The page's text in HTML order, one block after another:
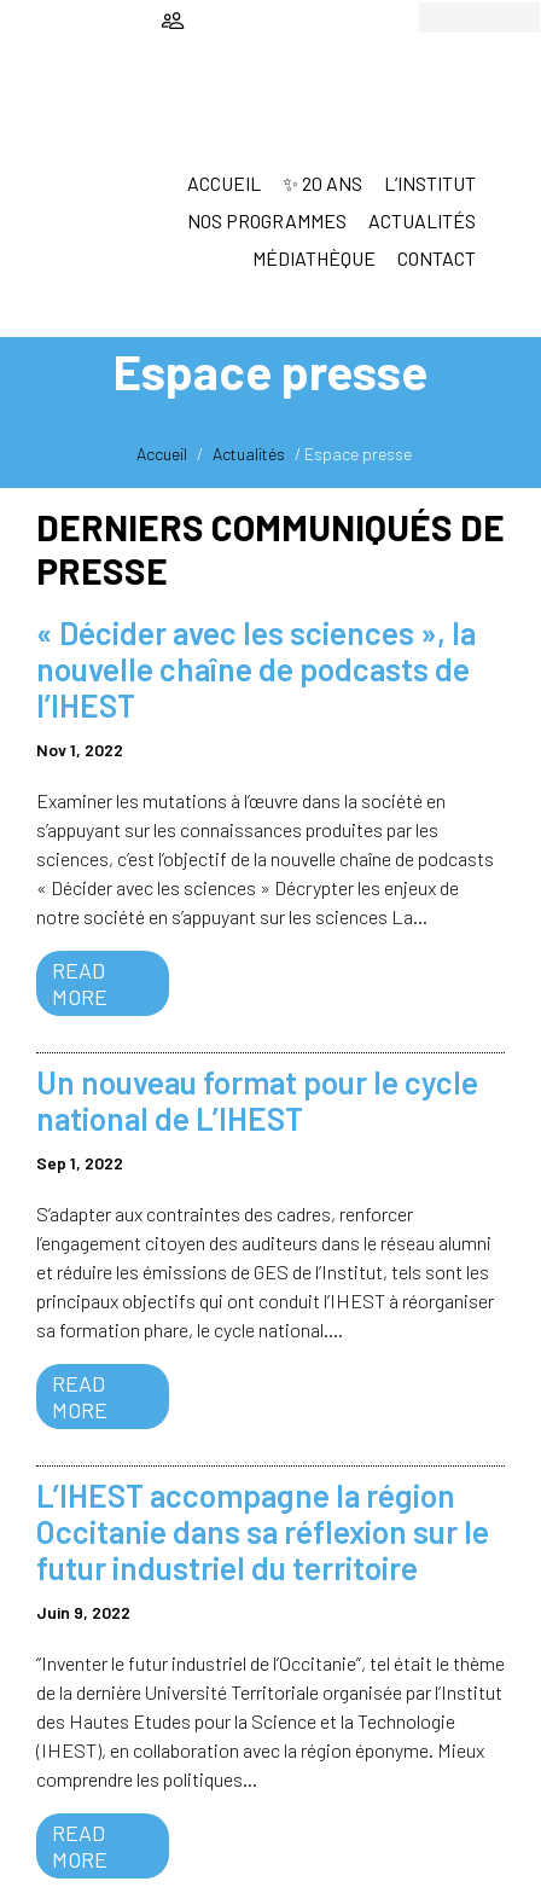
ACCUEIL ✨ 20 ANS
L’INSTITUT
NOS PROGRAMMES
ACTUALITÉS
MÉDIATHÈQUE
CONTACT
Espace presse
Accueil / Actualités / Espace presse
DERNIERS COMMUNIQUÉS DE
PRESSE
« Décider avec les sciences », la
nouvelle chaîne de podcasts de
l’IHEST
Nov 1, 2022
Examiner les mutations à l’œuvre dans la société en
s’appuyant sur les connaissances produites par les
sciences, c’est l’objectif de la nouvelle chaîne de podcasts
« Décider avec les sciences » Décrypter les enjeux de
notre société en s’appuyant sur les sciences La...
READ
MORE
Un nouveau format pour le cycle
national de L’IHEST
Sep 1, 2022
S’adapter aux contraintes des cadres, renforcer
l’engagement citoyen des auditeurs dans le réseau alumni
et réduire les émissions de GES de l’Institut, tels sont les
principaux objectifs qui ont conduit l’IHEST à réorganiser
sa formation phare, le cycle national....
READ
MORE
L’IHEST accompagne la région
Occitanie dans sa réflexion sur le
futur industriel du territoire
Juin 9, 2022
“Inventer le futur industriel de l’Occitanie”, tel était le thème
de la dernière Université Territoriale organisée par l’Institut
des Hautes Etudes pour la Science et la Technologie
(IHEST), en collaboration avec la région éponyme. Mieux
comprendre les politiques...
READ
MORE